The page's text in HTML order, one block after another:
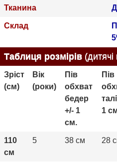
Тканина
Склад
Таблиця розмірів
Зріст
(см)
Вік
(роки)
Пів
обхват
бедер
+/- 1
cм.
Пів
1
110
см
5 38 см 28